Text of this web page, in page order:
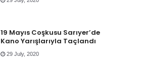
19 Mayıs Coşkusu Sarıyer’de
Kano Yarışlarıyla Taçlandı
29 July, 2020